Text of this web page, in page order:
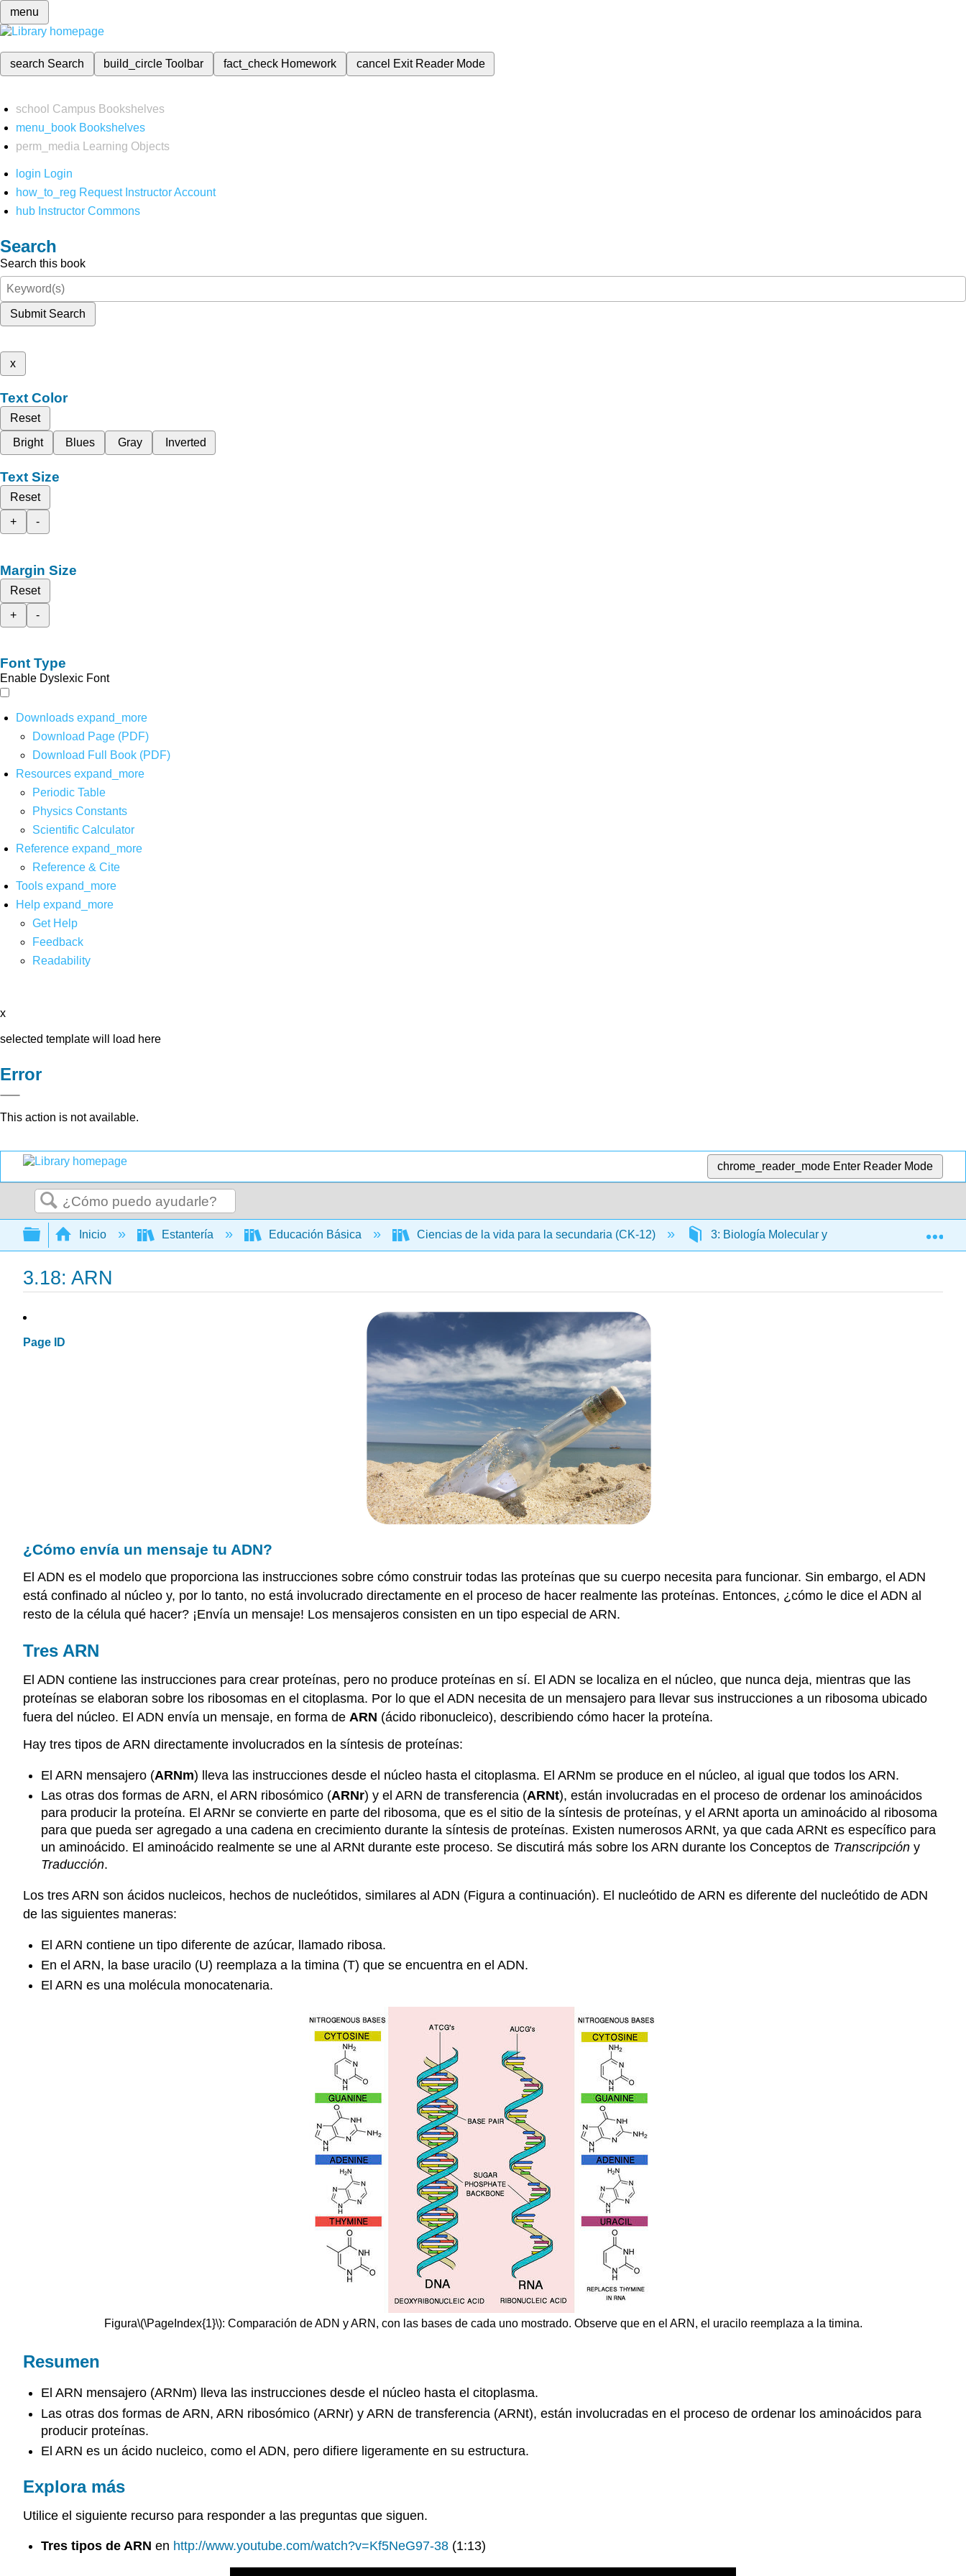
menu
search Search build_circleToolbar fact_check Homework cancel Exit Reader Mode
school Campus Bookshelves
menu_book Bookshelves
perm_media
Learning Objects
login Login
how_to_reg Request Instructor Account
hub Instructor Commons
Search
Search this book
Submit Search
x
Text Color
Reset
Bright
Blues Gray Inverted
Text Size
Reset
+
-
Margin Size
Reset
+
-
Font Type
Enable Dyslexic Font
Downloads expand_more
Download Page (PDF)
Download Full Book (PDF)
Resources expand_more
Periodic Table
Physics Constants
Scientific Calculator
Reference expand_more
Reference & Cite
Tools expand_more
Help expand_more
Get Help
Feedback
Readability
x
selected template will load here
Error
This action is not available.
chrome_reader_mode Enter Reader Mode
Buscar
Expandir/contraer jerarquía global
Inicio Estantería Educación Básica Ciencias de la vida para la secundaria (CK-12) 3: Biología Molecular y Genética 3.18:
3.18: ARN
Page ID
¿Cómo envía un mensaje tu ADN?
El ADN es el modelo que proporciona las instrucciones sobre cómo construir todas las proteínas que su cuerpo necesita para funcionar. Sin embargo, el ADN
está confinado al núcleo y, por lo tanto, no está involucrado directamente en el proceso de hacer realmente las proteínas. Entonces, ¿cómo le dice el ADN al
resto de la célula qué hacer? ¡Envía un mensaje! Los mensajeros consisten en un tipo especial de ARN.
Tres ARN
El ADN contiene las instrucciones para crear proteínas, pero no produce proteínas en sí. El ADN se localiza en el núcleo, que nunca deja, mientras que las
proteínas se elaboran sobre los ribosomas en el citoplasma. Por lo que el ADN necesita de un mensajero para llevar sus instrucciones a un ribosoma ubicado
fuera del núcleo. El ADN envía un mensaje, en forma de ARN (ácido ribonucleico), describiendo cómo hacer la proteína.
Hay tres tipos de ARN directamente involucrados en la síntesis de proteínas:
El ARN mensajero (ARNm) lleva las instrucciones desde el núcleo hasta el citoplasma. El ARNm se produce en el núcleo, al igual que todos los ARN.
Las otras dos formas de ARN, el ARN ribosómico (ARNr) y el ARN de transferencia (ARNt), están involucradas en el proceso de ordenar los aminoácidos
para producir la proteína. El ARNr se convierte en parte del ribosoma, que es el sitio de la síntesis de proteínas, y el ARNt aporta un aminoácido al ribosoma
para que pueda ser agregado a una cadena en crecimiento durante la síntesis de proteínas. Existen numerosos ARNt, ya que cada ARNt es específico para
un aminoácido. El aminoácido realmente se une al ARNt durante este proceso. Se discutirá más sobre los ARN durante los Conceptos de Transcripcióny
Traducción.
Los tres ARN son ácidos nucleicos, hechos de nucleótidos, similares al ADN (Figura a continuación). El nucleótido de ARN es diferente del nucleótido de ADN
de las siguientes maneras:
El ARN contiene un tipo diferente de azúcar, llamado ribosa.
En el ARN, la base uracilo (U) reemplaza a la timina (T) que se encuentra en el ADN.
El ARN es una molécula monocatenaria.
Figura\(\PageIndex{1}\): Comparación de ADN y ARN, con las bases de cada uno mostrado. Observe que en el ARN, el uracilo reemplaza a la timina.
Resumen
El ARN mensajero (ARNm) lleva las instrucciones desde el núcleo hasta el citoplasma.
Las otras dos formas de ARN, ARN ribosómico (ARNr) y ARN de transferencia (ARNt), están involucradas en el proceso de ordenar los aminoácidos para
producir proteínas.
El ARN es un ácido nucleico, como el ADN, pero difiere ligeramente en su estructura.
Explora más
Utilice el siguiente recurso para responder a las preguntas que siguen.
Tres tipos de ARN en http://www.youtube.com/watch?v=Kf5NeG97-38(1:13)